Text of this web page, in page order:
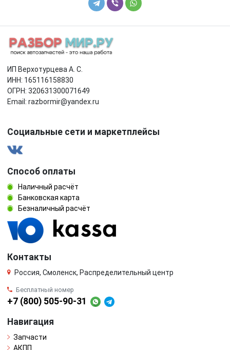
ИП Верхотурцева А. С.
ИНН: 165116158830
ОГРН: 320631300071649
Email: razbormir@yandex.ru
Социальные сети и маркетплейсы
Способ оплаты
Наличный расчёт
Банковская карта
Безналичный расчёт
Контакты
Россия, Смоленск, Распределительный центр
Бесплатный номер
+7 (800) 505-90-31
Навигация
Запчасти
АКПП